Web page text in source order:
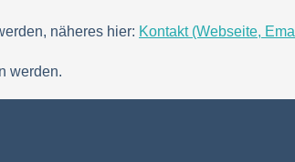
näheres hier: Kontakt (Webseite,
werden.